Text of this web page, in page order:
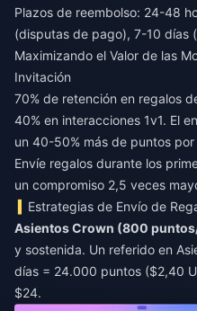
Plazos de reembolso: 24-48
(disputas de pago), 7-10 días
Maximizando el Valor de las
Invitación
70% de retención en regalos
40% en interacciones 1v1. El
un 40-50% más de puntos por
Envíe regalos durante los
un compromiso 2,5 veces
Estrategias de Envío de
Asientos Crown (800
y sostenida. Un referido en
días = 24.000 puntos ($2,40
$24.